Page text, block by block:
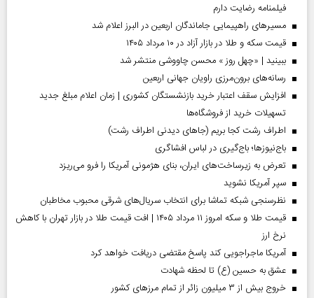
فیلمنامه رضایت دارم
مسیر‌های راهپیمایی جاماندگان اربعین در البرز اعلام شد
قیمت سکه و طلا در بازار آزاد در ۱۰ مرداد ۱۴۰۵
ببینید | «چهل روز » محسن چاووشی منتشر شد
رسانه‌های برون‌مرزی راویان جهانی اربعین
افزایش سقف اعتبار خرید بازنشستگان کشوری | زمان اعلام مبلغ جدید
تسهیلات خرید از فروشگاه‌ها
اطراف رشت کجا بریم (جاهای دیدنی اطراف رشت)
باج‌نیوزها؛ باج‌گیری در لباس افشاگری
تعرض به زیرساخت‌های ایران، بنای هژمونی آمریکا را فرو می‌ریزد
سپر آمریکا نشوید
نظرسنجی شبکه تماشا برای انتخاب سریال‌های شرقی محبوب مخاطبان
قیمت طلا و سکه امروز ۱۱ مرداد ۱۴۰۵ | افت قیمت طلا در بازار تهران با کاهش
نرخ ارز
آمریکا ماجراجویی کند پاسخ مقتضی دریافت خواهد کرد
عشق به حسین (ع) تا لحظه شهادت
خروج بیش از ۳ میلیون زائر از تمام مرز‌های کشور